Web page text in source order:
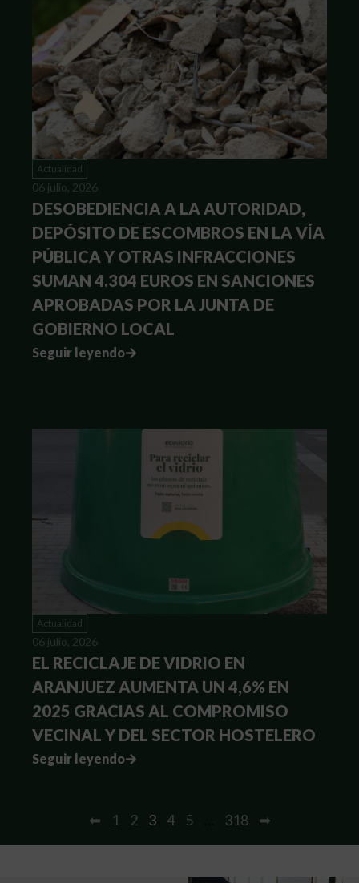
Actualidad
06 julio, 2026
DESOBEDIENCIA A LA AUTORIDAD,
DEPÓSITO DE ESCOMBROS EN LA VÍA
PÚBLICA Y OTRAS INFRACCIONES
SUMAN 4.304 EUROS EN SANCIONES
APROBADAS POR LA JUNTA DE
GOBIERNO LOCAL
Seguir leyendo
Actualidad
06 julio, 2026
EL RECICLAJE DE VIDRIO EN
ARANJUEZ AUMENTA UN 4,6% EN
2025 GRACIAS AL COMPROMISO
VECINAL Y DEL SECTOR HOSTELERO
Seguir leyendo
⬅ 1 2 3 4 5 318 ➡